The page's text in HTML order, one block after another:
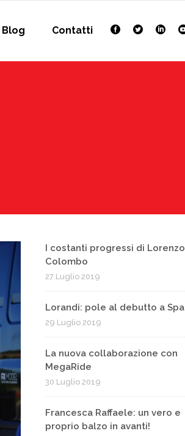
Blog Contatti
I costanti progressi di Lorenzo
Colombo
27 Luglio 2019
Lorandi: pole al debutto a Spa
29 Luglio 2019
La nuova collaborazione con
MegaRide
30 Luglio 2019
Francesca Raffaele: un vero e
proprio balzo in avanti!